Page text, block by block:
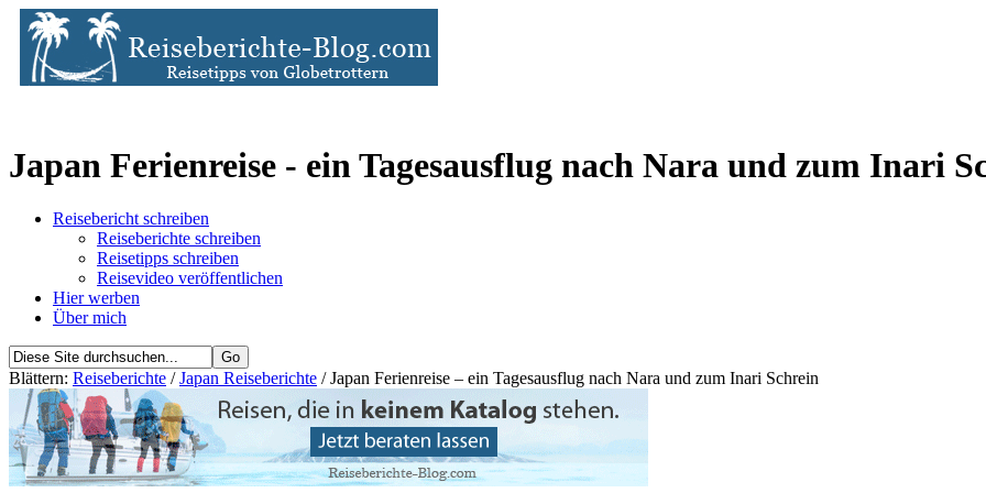
Japan Ferienreise - ein Tagesausflug nach Nara und zum Inari
Reisebericht schreiben
Reiseberichte schreiben
Reisetipps schreiben
Reisevideo veröffentlichen
Hier werben
Über mich
Blättern: Reiseberichte /Japan Reiseberichte / Japan Ferienreise – ein Tagesausflug nach Nara und zum Inari Schrein